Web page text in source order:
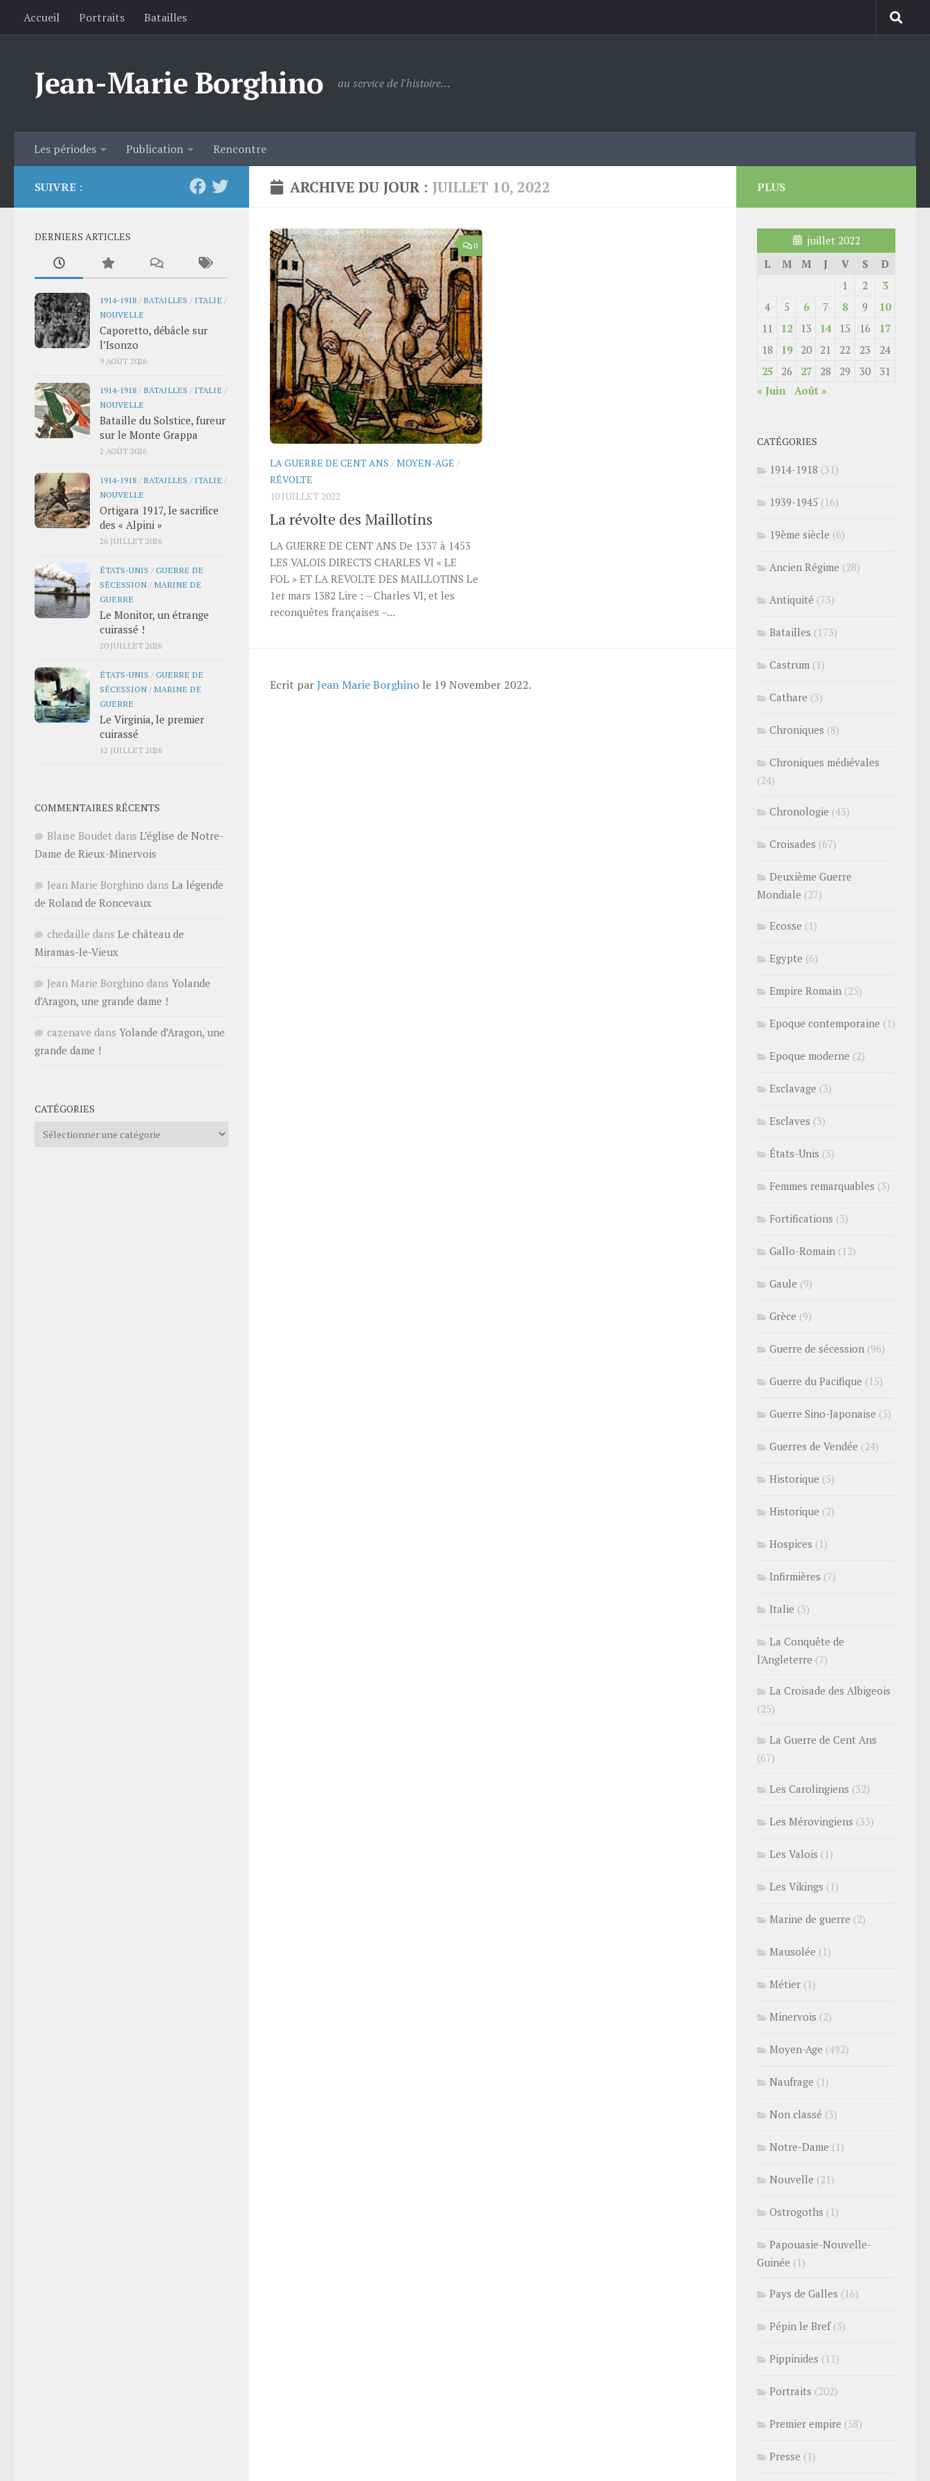
Skip to content
Accueil Portraits Batailles
Jean-Marie Borghino au service de l'histoire…
Les périodes Publication Rencontre
ARCHIVE DU JOUR : JUILLET 10, 2022
0
LA GUERRE DE CENT ANS /MOYEN-AGE /
RÉVOLTE
10 JUILLET 2022
La révolte des Maillotins
LA GUERRE DE CENT ANS De 1337 à 1453
LES VALOIS DIRECTS CHARLES VI « LE
FOL » ET LA REVOLTE DES MAILLOTINS Le
1er mars 1382 Lire : – Charles VI, et les
reconquêtes françaises –...
Ecrit parJean Marie Borghino le 19 November 2022.
SUIVRE :
DERNIERS ARTICLES
1914-1918 / BATAILLES / ITALIE /
NOUVELLE
Caporetto, débâcle sur
l’Isonzo
9 AOÛT 2026
1914-1918 / BATAILLES / ITALIE /
NOUVELLE
Bataille du Solstice, fureur
sur le Monte Grappa
2 AOÛT 2026
1914-1918 / BATAILLES / ITALIE /
NOUVELLE
Ortigara 1917, le sacrifice
des « Alpini »
26 JUILLET 2026
ÉTATS-UNIS /GUERRE DE
SÉCESSION / MARINE DE
GUERRE
Le Monitor, un étrange
cuirassé !
20 JUILLET 2026
ÉTATS-UNIS /GUERRE DE
SÉCESSION / MARINE DE
GUERRE
Le Virginia, le premier
cuirassé
12 JUILLET 2026
COMMENTAIRES RÉCENTS
Blaise Boudet dans L’église de Notre-
Dame de Rieux-Minervois
Jean Marie Borghino dans La légende
de Roland de Roncevaux
chedaille dans Le château de
Miramas-le-Vieux
Jean Marie Borghino dans Yolande
d’Aragon, une grande dame !
cazenave dans Yolande d’Aragon, une
grande dame !
CATÉGORIES
Catégories
PLUS
juillet 2022
L
M M J V S
D
1
2
3
4
5 6 7 8 9
10
11
12 13 14 15 16
17
18
19 20 21 22 23
24
25
26 27 28 29 30
31
« Juin Août »
CATÉGORIES
1914-1918 (31)
1939-1945 (16)
19ème siècle (6)
Ancien Régime (28)
Antiquité (73)
Batailles (173)
Castrum (1)
Cathare (3)
Chroniques (8)
Chroniques médiévales
(24)
Chronologie (43)
Croisades (67)
Deuxième Guerre
Mondiale (27)
Ecosse (1)
Egypte (6)
Empire Romain (25)
Epoque contemporaine (1)
Epoque moderne (2)
Esclavage (3)
Esclaves (3)
États-Unis (5)
Femmes remarquables (3)
Fortifications (3)
Gallo-Romain (12)
Gaule (9)
Grèce (9)
Guerre de sécession (96)
Guerre du Pacifique (15)
Guerre Sino-Japonaise (5)
Guerres de Vendée (24)
Historique (5)
Historique (2)
Hospices (1)
Infirmières (7)
Italie (3)
La Conquête de
l'Angleterre (7)
La Croisade des Albigeois
(25)
La Guerre de Cent Ans
(67)
Les Carolingiens (32)
Les Mérovingiens (33)
Les Valois (1)
Les Vikings (1)
Marine de guerre (2)
Mausolée (1)
Métier (1)
Minervois (2)
Moyen-Age (492)
Naufrage (1)
Non classé (3)
Notre-Dame (1)
Nouvelle (21)
Ostrogoths (1)
Papouasie-Nouvelle-
Guinée (1)
Pays de Galles (16)
Pépin le Bref(3)
Pippinides (11)
Portraits (202)
Premier empire (58)
Presse (1)